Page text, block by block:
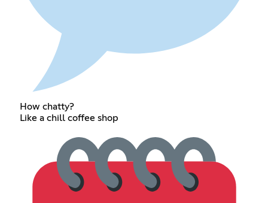
How chatty?
Like a chill coffee shop